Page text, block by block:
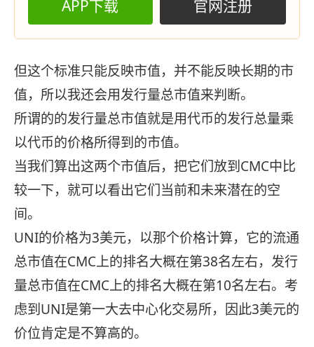
APP下载 官网注册
但这个标准只能反映市值，并不能反映长期的市
值，所以我还会用发行量总市值来判断。
所谓的的发行量总市值就是用代币的发行总量乘
以代币的价格所得到的市值。
当我们算出这两个市值后，把它们放到CMC中比
较一下，就可以看出它们当前和未来潜在的空
间。
UNI的价格为3美元，以那个价格计算，它的流通
总市值在CMC上的排名大概在第38名左右，发行
量总市值在CMC上的排名大概在第10名左右。考
虑到UNI是第一大去中心化交易所，因此3美元的
价位肯定是不算高的。